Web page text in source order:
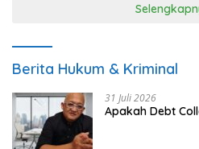
Berita Hukum & Kriminal
31 Juli 2026
Apakah Debt